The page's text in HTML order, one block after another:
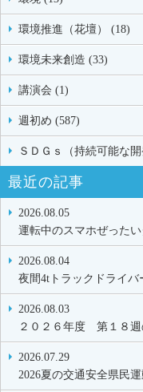
環境推進（花壇） (18)
環境未来創造 (33)
講演会 (1)
週初め (587)
ＳＤＧｓ（持続可能な
最近の記事
2026.08.05
運転中のスマホぜった
2026.08.04
夜間4tトラックドライバ
2026.08.03
２０２６年度 第１８
2026.07.29
2026夏の交通安全県民